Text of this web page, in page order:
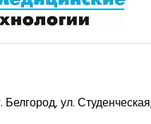
Белгород, ул.